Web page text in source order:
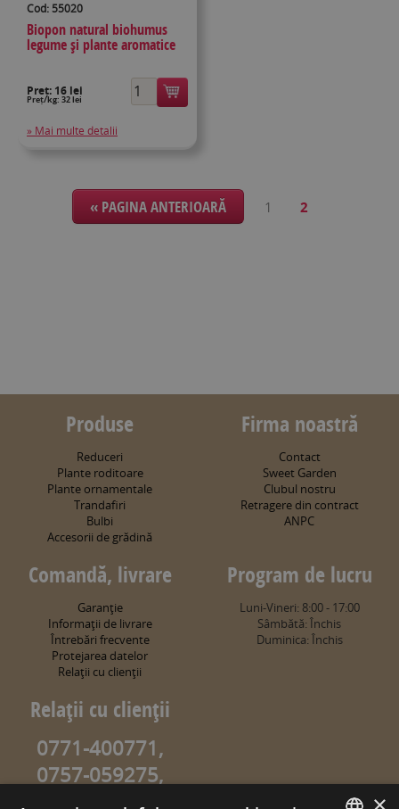
Cod: 55020
Biopon natural biohumus
legume și plante aromatice
Preț: 16 lei
Preț/kg: 32 lei
» Mai multe detalii
« PAGINA ANTERIOARĂ 1 2
Produse
Reduceri
Plante roditoare
Plante ornamentale
Trandafiri
Bulbi
Accesorii de grădină
Firma noastră
Contact
Sweet Garden
Clubul nostru
Retragere din contract
ANPC
Comandă, livrare
Garanţie
Informaţii de livrare
Întrebări frecvente
Protejarea datelor
Relaţii cu clienţii
Program de lucru
Luni-Vineri: 8:00 - 17:00
Sâmbătă: Închis
Duminica: Închis
Relaţii cu clienţii
0771-400771,
0757-059275,
0757-059274